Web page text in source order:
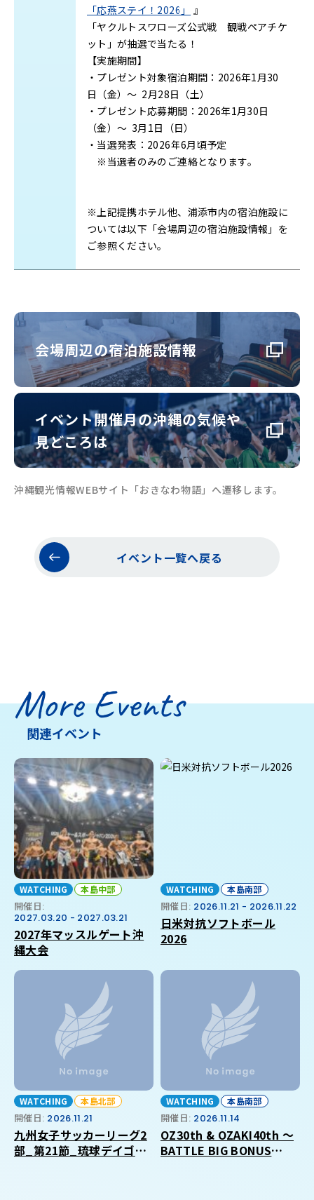
「応燕ステイ！2026」
』
「ヤクルトスワローズ公式戦 観戦ペアチケ
ット」が抽選で当たる！
【実施期間】
・プレゼント対象宿泊期間：2026年1月30
日（金）～ 2月28日（土）
・プレゼント応募期間：2026年1月30日
（金）～ 3月1日（日）
・当選発表：2026年6月頃予定
※当選者のみのご連絡となります。
※上記提携ホテル他、浦添市内の宿泊施設に
ついては以下「会場周辺の宿泊施設情報」を
ご参照ください。
会場周辺の宿泊施設情報
イベント開催月の沖縄の気候や
見どころは
沖縄観光情報WEBサイト「おきなわ物語」へ遷移します。
イベント一覧へ戻る
More Events
関連イベント
WATCHING 本島中部
開催日:
2027.03.20 - 2027.03.21
2027年マッスルゲート沖
縄大会
WATCHING 本島南部
開催日: 2026.11.21 - 2026.11.22
日米対抗ソフトボール
2026
WATCHING 本島北部
開催日: 2026.11.21
九州女子サッカーリーグ2
部_第21節_琉球デイゴス
WATCHING 本島南部
開催日: 2026.11.14
OZ30th & OZAKI40th ～
BATTLE BIG BONUS